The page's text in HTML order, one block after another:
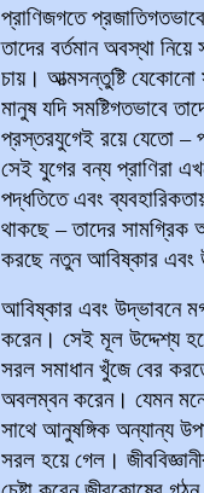
প্রাণিজগতে
তাদের বর্তমান অবস্থা
চায়। আত্মসন্তুষ্টি
মানুষ যদি সমষ্টিগতভাবে
প্রস্তরযুগেই রয়ে যেতো –
সেই যুগের বন্য প্রাণিরা
পদ্ধতিতে এবং
থাকছে – তাদের সামগ্রিক
করছে নতুন আবিষ্কার
আবিষ্কার এবং উদ্ভাবনে
করেন। সেই মূল উদ্দেশ্য
সরল সমাধান খুঁজে বের
অবলম্বন করেন। যেমন
সাথে আনুষঙ্গিক অন্যান্য
সরল হয়ে গেল।